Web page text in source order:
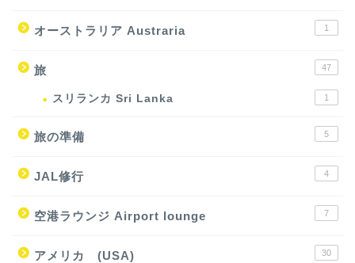
オーストラリア Austraria 1
旅 47
スリランカ Sri Lanka 1
旅の準備 5
JAL修行 4
空港ラウンジ Airport lounge 7
アメリカ (USA) 30